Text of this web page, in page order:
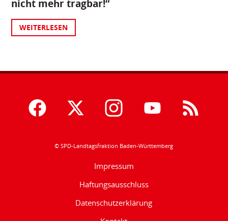
nicht mehr tragbar!“
WEITERLESEN
© SPD-Landtagsfraktion Baden-Württemberg
Impressum
Haftungsausschluss
Datenschutzerklärung